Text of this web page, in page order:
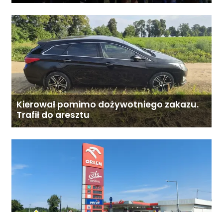
terenu!
Kierował pomimo dożywotniego zakazu.
Trafił do aresztu